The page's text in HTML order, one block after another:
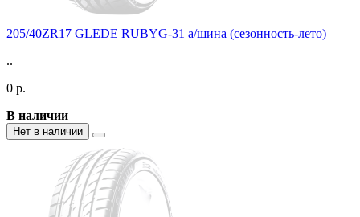
205/40ZR17 GLEDE RUBYG-31 а/шина (сезонность-лето)
..
0 р.
В наличии
Нет в наличии